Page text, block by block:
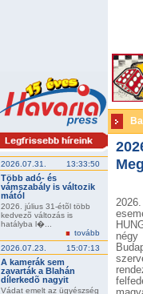
2026.07.31. 13:33:50
Több adó- és
vámszabály is változik
mától
2026. július 31-étõl több
kedvezõ változás is
hatályba l�...
tovább
2026.07.23.
15:07:13
A kamerák sem
zavarták a Blahán
dílerkedõ nagyit
Vádat emelt az ügyészség